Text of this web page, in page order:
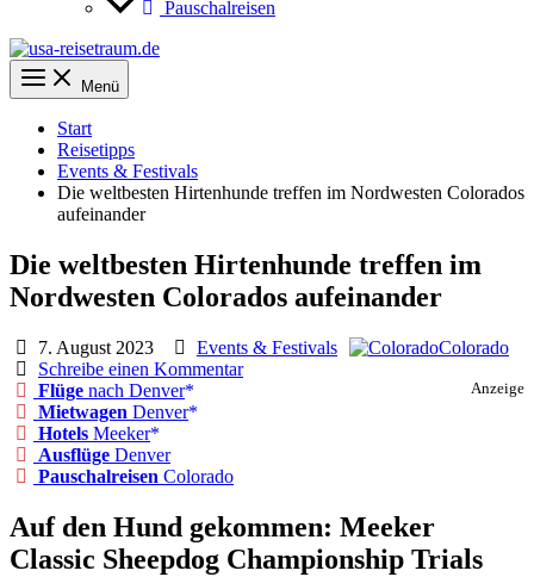
Pauschalreisen
Menü
Start
Reisetipps
Events & Festivals
Die weltbesten Hirtenhunde treffen im Nordwesten Colorados
aufeinander
Die weltbesten Hirtenhunde treffen im
Nordwesten Colorados aufeinander
7. August 2023 Events & Festivals
Colorado
Schreibe einen Kommentar
Anzeige
Flüge nach Denver
Mietwagen Denver
Hotels Meeker
Ausflüge Denver
Pauschalreisen Colorado
Auf den Hund gekommen: Meeker
Classic Sheepdog Championship Trials